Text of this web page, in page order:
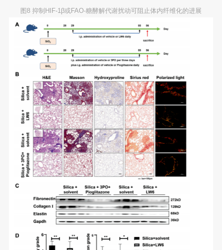
图8 抑制HIF-1β或FAO-糖酵解代谢扰动可阻止体内纤维化的进展